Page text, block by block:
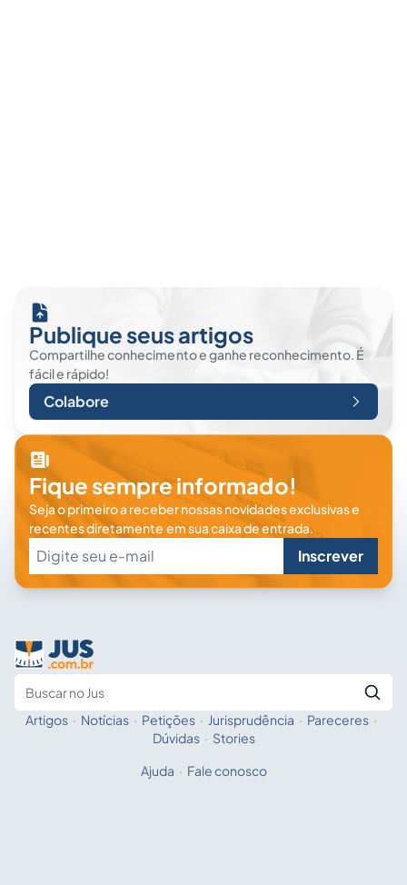
Publique seus artigos
Compartilhe conhecimento e ganhe reconhecimento. É
fácil e rápido!
Colabore
Fique sempre informado!
Seja o primeiro a receber nossas novidades exclusivas e
recentes diretamente em sua caixa de entrada.
Inscrever
Fale com a IA
Artigos · Notícias · Petições · Jurisprudência · Pareceres ·
Dúvidas · Stories
Ajuda · Fale conosco